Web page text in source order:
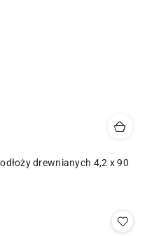
drewnianych 4,2 x 90